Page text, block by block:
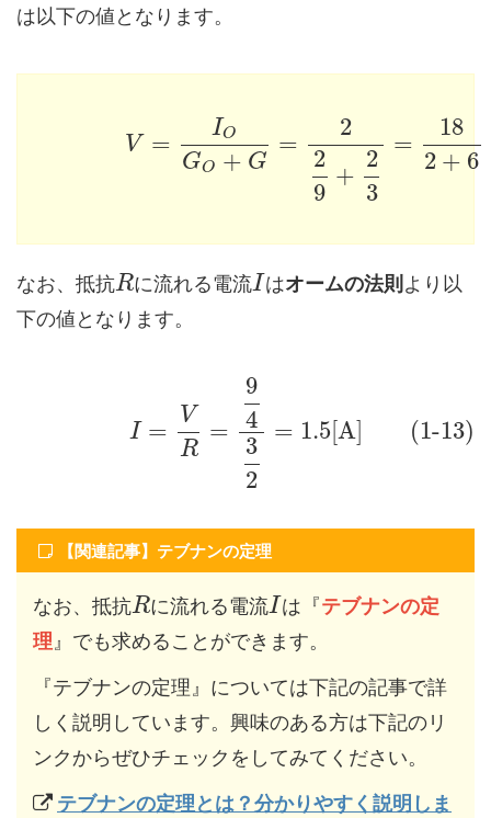
は以下の値となります。
V =
IO
GO + G
=
2
2
9
+
2
3
=
18
2 + 6
なお、抵抗Rに流れる電流Iはオームの法則 より以
下の値となります。
I =
V
R
=
9
4
3
2
= 1.5 [A (1-13)
【関連記事】テブナンの定理
なお、抵抗Rに流れる電流Iは『テブナンの定
理』でも求めることができます。
『テブナンの定理』については下記の記事で詳
しく説明しています。興味のある方は下記のリ
ンクからぜひチェックをしてみてください。
テブナンの定理とは？分かりやすく説明しま